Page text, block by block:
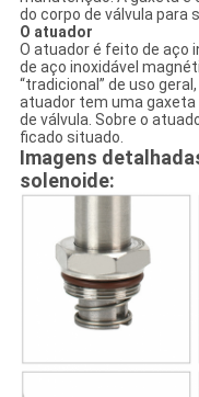
do corpo de válvula para
O atuador
O atuador é feito de aço
de aço inoxidável
“tradicional” de uso
atuador tem uma
de válvula. Sobre o
ficado situado.
Imagens
solenoide: